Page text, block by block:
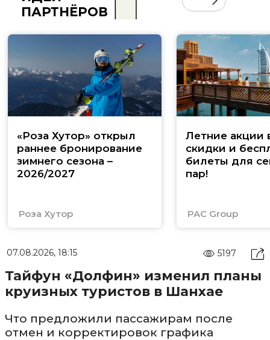
ПАРТНЁРОВ
«Роза Хутор» открыл
раннее бронирование
зимнего сезона –
2026/2027
Роза Хутор
Летние акции
скидки и
билеты для
пар!
PAC Group
07.08.2026, 18:15 5197
Тайфун «Долфин» изменил планы
круизных туристов в Шанхае
Что предложили пассажирам после
отмен и корректировок графика